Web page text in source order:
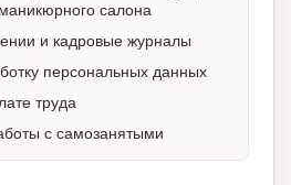
салона
и кадровые журналы
персональных данных
труда
с самозанятыми